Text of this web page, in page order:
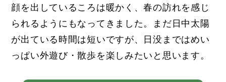
顔を出しているころは暖かく、春の訪れを感じ
られるようにもなってきました。まだ日中太陽
が出ている時間は短いですが、日没まではめい
っぱい外遊び・散歩を楽しみたいと思います。